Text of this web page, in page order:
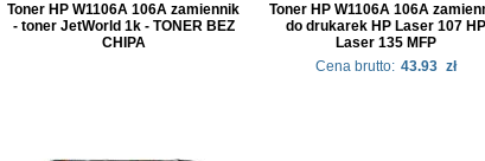
Toner HP W1106A 106A zamiennik
- toner JetWorld 1k - TONER BEZ
CHIPA
Toner HP W1106A 106A
do drukarek HP Laser 107 HP
Laser 135 MFP
Cena brutto: 43.93 zł